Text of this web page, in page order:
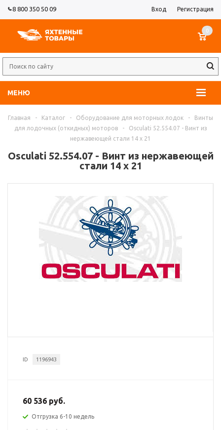
8 800 350 50 09 Вход Регистрация
МЕНЮ
0
Главная - Каталог - Оборудование для моторных лодок -
Винты
для лодочных (откидных) моторов
-
Osculati 52.554.07 - Винт из
нержавеющей стали 14 x 21
Osculati 52.554.07 - Винт из нержавеющей
стали 14 x 21
ID 1196943
60 536 руб.
Отгрузка 6-10 недель